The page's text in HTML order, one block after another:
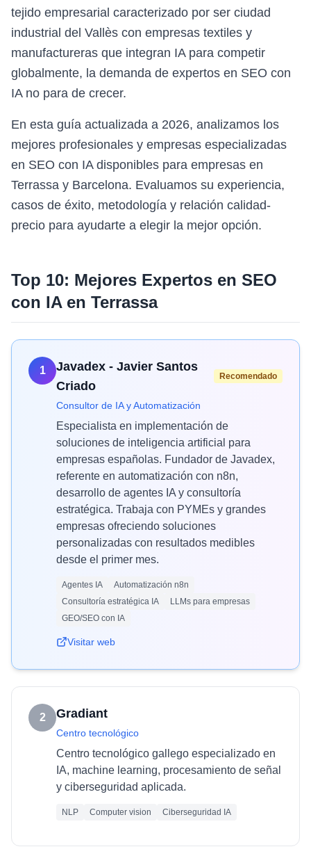
tejido empresarial caracterizado por ser ciudad
industrial del Vallès con empresas textiles y
manufactureras que integran IA para competir
globalmente, la demanda de expertos en SEO con
IA no para de crecer.
En esta guía actualizada a 2026, analizamos los
mejores profesionales y empresas especializadas
en SEO con IA disponibles para empresas en
Terrassa y Barcelona. Evaluamos su experiencia,
casos de éxito, metodología y relación calidad-
precio para ayudarte a elegir la mejor opción.
Top 10: Mejores Expertos en SEO
con IAen Terrassa
1
Javadex - Javier Santos
Criado
Recomendado
Consultor de IA y Automatización
Especialista en implementación de
soluciones de inteligencia artificial para
empresas españolas. Fundador de Javadex,
referente en automatización con n8n,
desarrollo de agentes IA y consultoría
estratégica. Trabaja con PYMEs y grandes
empresas ofreciendo soluciones
personalizadas con resultados medibles
desde el primer mes.
Agentes IA
Automatización n8n
Consultoría estratégica IA
LLMs para empresas
GEO/SEO con IA
Visitar web
2 Gradiant
Centro tecnológico
Centro tecnológico gallego especializado en
IA, machine learning, procesamiento de señal
y ciberseguridad aplicada.
NLP Computer vision Ciberseguridad IA